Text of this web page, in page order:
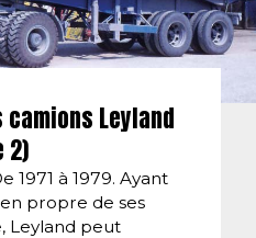
camions Leyland
2)
1971 à 1979. Ayant
propre de ses
Leyland peut